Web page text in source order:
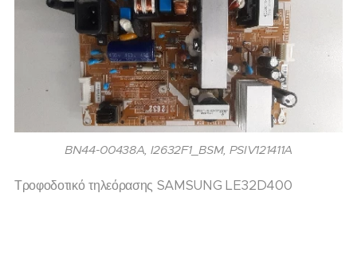
BN44-00438A, I2632F1_BSM, PSIV121411A
Τροφοδοτικό τηλεόρασης SAMSUNG LE32D400